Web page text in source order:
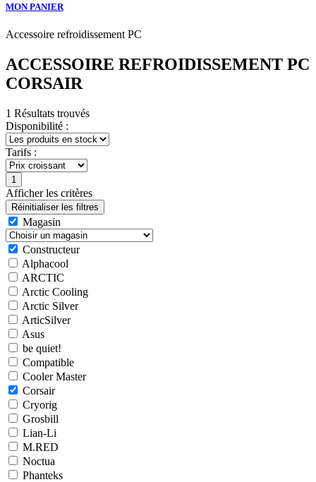
MON PANIER
Accessoire refroidissement PC
ACCESSOIRE REFROIDISSEMENT PC
CORSAIR
1 Résultats trouvés
Disponibilité :
Tarifs :
Afficher les critères
Magasin
Constructeur
Alphacool
ARCTIC
Arctic Cooling
Arctic Silver
ArticSilver
Asus
be quiet!
Compatible
Cooler Master
Corsair
Cryorig
Grosbill
Lian-Li
M.RED
Noctua
Phanteks